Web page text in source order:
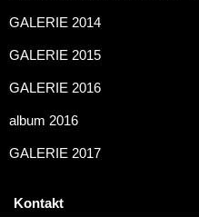
GALERIE 2014
GALERIE 2015
GALERIE 2016
album 2016
GALERIE 2017
Kontakt